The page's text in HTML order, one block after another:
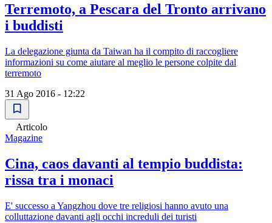
Terremoto, a Pescara del Tronto arrivano
i buddisti
La delegazione giunta da Taiwan ha il compito di raccogliere
informazioni su come aiutare al meglio le persone colpite dal
terremoto
31 Ago 2016 - 12:22
Articolo
Magazine
Cina, caos davanti al tempio buddista:
rissa tra i monaci
E' successo a Yangzhou dove tre religiosi hanno avuto una
colluttazione davanti agli occhi increduli dei turisti